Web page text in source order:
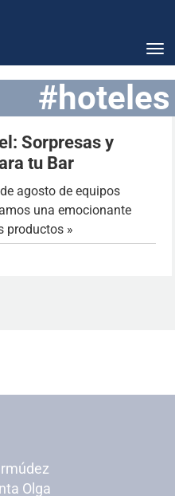
#hoteles
Sorpresas y
tu Bar
agosto de equipos
una emocionante
productos »
Olga